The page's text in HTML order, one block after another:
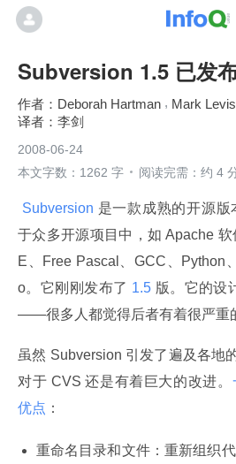
Subversion 1.5 已发
Deborah Hartman
Mark
李剑
2008-06-24
本文字数：1262 字
阅读完需：约 4
Subversion 是一款成熟的开源版
于众多开源项目中，如 Apache
E、Free Pascal、GCC、Python
o。它刚刚发布了 1.5 版。它的设
——很多人都觉得后者有着很严重
虽然 Subversion 引发了遍及各地
对于 CVS 还是有着巨大的改进。
优点 ：
重命名目录和文件：重新组织